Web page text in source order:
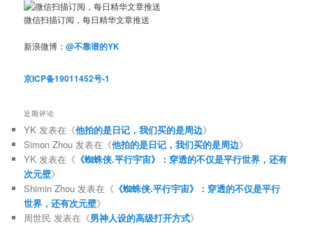
微信扫描订阅，每日精华文章推送
新浪微博：@不靠谱的YK
京ICP备19011452号-1
近期评论
YK 发表在《他拍的是日记，我们买的是周边》
Simon Zhou 发表在《他拍的是日记，我们买的是周边》
YK 发表在《 《蜘蛛侠.平行宇宙》：穿透的不仅是平行世界，还有
次元壁》
Shimin Zhou 发表在《 《蜘蛛侠.平行宇宙》：穿透的不仅是平行
世界，还有次元壁》
周世民 发表在《男神人设的高级打开方式》